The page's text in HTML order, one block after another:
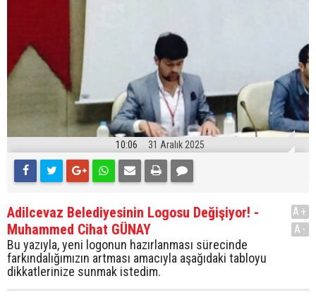
10:06 31 Aralık 2025
Adilcevaz Belediyesinin Logosu Değişiyor! -
Muhammed Cihat GÜNAY
Bu yazıyla, yeni logonun hazırlanması sürecinde
farkındalığımızın artması amacıyla aşağıdaki tabloyu
dikkatlerinize sunmak istedim.
A+
A-